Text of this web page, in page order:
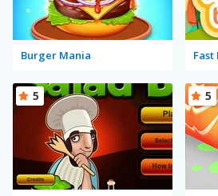
Burger Mania
5 5